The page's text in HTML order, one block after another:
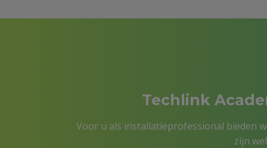
Techlink
Voor u als installatieprofessional bieden
zijn